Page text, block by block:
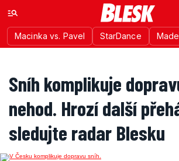
Macinka vs. Pavel StarDance
Sníh komplikuje
nehod. Hrozí další
sledujte radar Blesku